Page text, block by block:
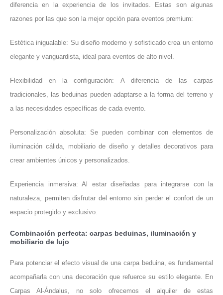
diferencia en la experiencia de los invitados. Estas son algunas
razones por las que son la mejor opción para eventos premium:
Estética inigualable: Su diseño moderno y sofisticado crea un entorno
elegante y vanguardista, ideal para eventos de alto nivel.
Flexibilidad en la configuración: A diferencia de las carpas
tradicionales, las beduinas pueden adaptarse a la forma del terreno y
a las necesidades específicas de cada evento.
Personalización absoluta: Se pueden combinar con elementos de
iluminación cálida, mobiliario de diseño y detalles decorativos para
crear ambientes únicos y personalizados.
Experiencia inmersiva: Al estar diseñadas para integrarse con la
naturaleza, permiten disfrutar del entorno sin perder el confort de un
espacio protegido y exclusivo.
Combinación perfecta: carpas beduinas, iluminación y
mobiliario de lujo
Para potenciar el efecto visual de una carpa beduina, es fundamental
acompañarla con una decoración que refuerce su estilo elegante. En
Carpas Al-Ándalus, no solo ofrecemos el alquiler de estas